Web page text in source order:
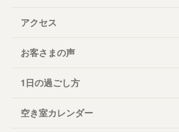
アクセス
お客さまの声
1日の過ごし方
空き室カレンダー